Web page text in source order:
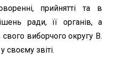
прийнятті та в
ради, її органів, а
виборчого округу В.
своєму звіті.